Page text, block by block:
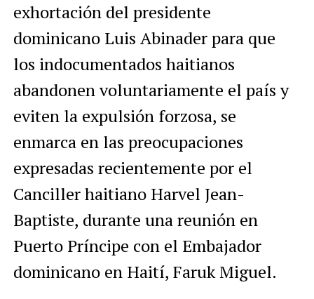
exhortación del presidente
dominicano Luis Abinader para que
los indocumentados haitianos
abandonen voluntariamente el país y
eviten la expulsión forzosa, se
enmarca en las preocupaciones
expresadas recientemente por el
Canciller haitiano Harvel Jean-
Baptiste, durante una reunión en
Puerto Príncipe con el Embajador
dominicano en Haití, Faruk Miguel.